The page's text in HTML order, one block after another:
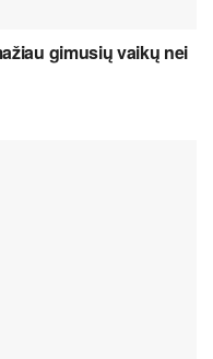
gimusių vaikų nei